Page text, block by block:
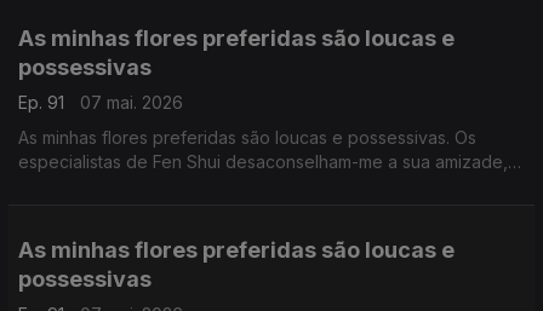
As minhas flores preferidas são loucas e
possessivas
Ep. 91
07 mai. 2026
As minhas flores preferidas são loucas e possessivas. Os
especialistas de Fen Shui desaconselham-me a sua amizade,
As minhas flores preferidas são loucas e
possessivas